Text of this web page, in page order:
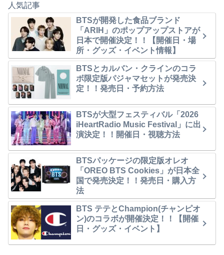
人気記事
BTSが開発した食品ブランド
「ARIH」のポップアップストアが
日本で開催決定！！【開催日・場
所・グッズ・イベント情報】
BTSとカルバン・クラインのコラ
ボ限定版パジャマセットが発売決
定！！発売日・予約方法
BTSが大型フェスティバル「2026
iHeartRadio Music Festival」に出
演決定！！開催日・視聴方法
BTSパッケージの限定版オレオ
「OREO BTS Cookies」が日本全
国で発売決定！！発売日・購入方
法
BTS テテとChampion(チャンピオ
ン)のコラボが開催決定！！【開催
日・グッズ・イベント】